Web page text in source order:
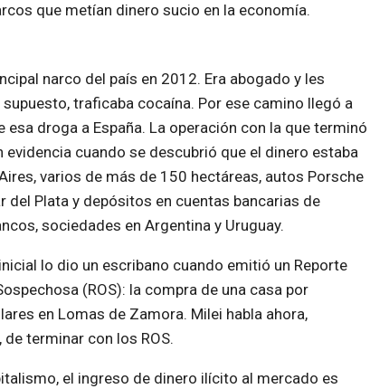
que metían dinero sucio en la economía.
narco del país en 2012. Era abogado y les
traficaba cocaína. Por ese camino llegó a
droga a España. La operación con la que terminó
evidencia cuando se descubrió que el dinero estaba
varios de más de 150 hectáreas, autos Porsche
del Plata y depósitos en cuentas bancarias de
sociedades en Argentina y Uruguay.
lo dio un escribano cuando emitió un Reporte
(ROS): la compra de una casa por
en Lomas de Zamora. Milei habla ahora,
terminar con los ROS.
el ingreso de dinero ilícito al mercado es